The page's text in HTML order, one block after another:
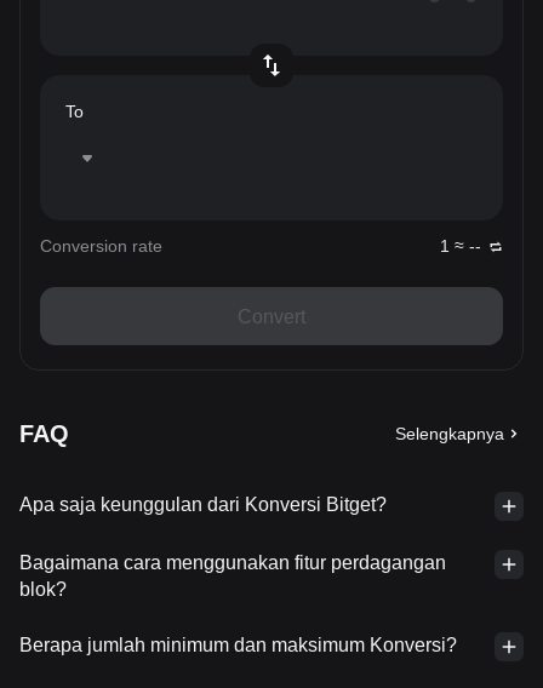
To
Conversion rate 1 ≈ --
Convert
FAQ Selengkapnya
Apa saja keunggulan dari Konversi Bitget?
Bagaimana cara menggunakan fitur perdagangan
blok?
Berapa jumlah minimum dan maksimum Konversi?